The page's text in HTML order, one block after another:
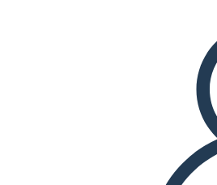
स्लाइड शो
मुझे